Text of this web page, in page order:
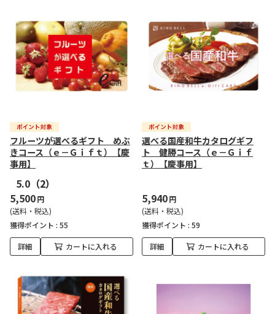
フルーツが選べるギフト めぶ
きコース（ｅ－Ｇｉｆｔ）【慶
事用】
5.0 （2）
5,500円
(送料・税込)
獲得ポイント : 55
詳細 カートに入れる
選べる国産和牛カタログギフ
ト 健勝コース（ｅ－Ｇｉｆ
ｔ）【慶事用】
5,940円
(送料・税込)
獲得ポイント : 59
詳細 カートに入れる